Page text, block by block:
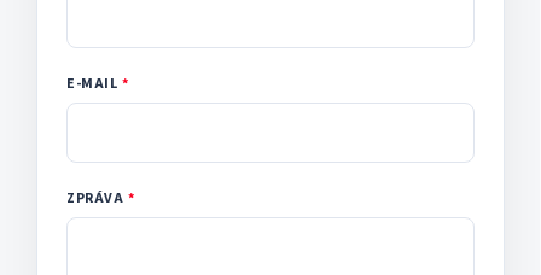
E-MAIL
ZPRÁVA